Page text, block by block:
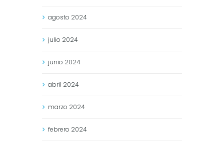
agosto 2024
julio 2024
junio 2024
abril 2024
marzo 2024
febrero 2024